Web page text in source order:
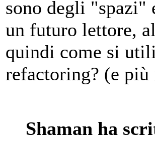
sono degli "spazi"
un futuro lettore,
quindi come si
refactoring? (e
Shaman ha